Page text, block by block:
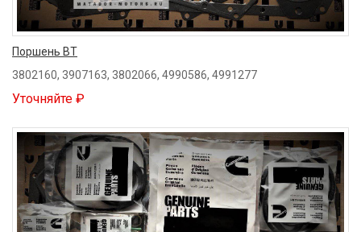
Поршень BT
3802160, 3907163, 3802066, 4990586, 4991277
Уточняйте ₽